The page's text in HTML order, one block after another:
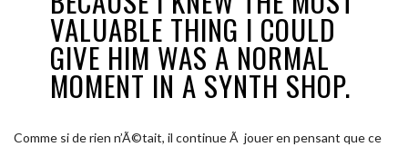
VALUABLE THING I COULD
GIVE HIM WAS A NORMAL
MOMENT IN A SYNTH SHOP.
Comme si de rien n’Ã©tait, il continue Ã jouer en pensant que ce